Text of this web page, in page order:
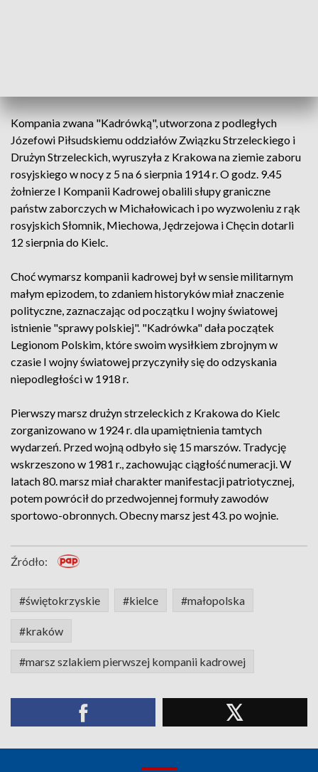
Kompania zwana "Kadrówką", utworzona z podległych
Józefowi Piłsudskiemu oddziałów Związku Strzeleckiego i
Drużyn Strzeleckich, wyruszyła z Krakowa na ziemie zaboru
rosyjskiego w nocy z 5 na 6 sierpnia 1914 r. O godz. 9.45
żołnierze I Kompanii Kadrowej obalili słupy graniczne
państw zaborczych w Michałowicach i po wyzwoleniu z rąk
rosyjskich Słomnik, Miechowa, Jędrzejowa i Chęcin dotarli
12 sierpnia do Kielc.
Choć wymarsz kompanii kadrowej był w sensie militarnym
małym epizodem, to zdaniem historyków miał znaczenie
polityczne, zaznaczając od początku I wojny światowej
istnienie "sprawy polskiej". "Kadrówka" dała początek
Legionom Polskim, które swoim wysiłkiem zbrojnym w
czasie I wojny światowej przyczyniły się do odzyskania
niepodległości w 1918 r.
Pierwszy marsz drużyn strzeleckich z Krakowa do Kielc
zorganizowano w 1924 r. dla upamiętnienia tamtych
wydarzeń. Przed wojną odbyło się 15 marszów. Tradycję
wskrzeszono w 1981 r., zachowując ciągłość numeracji. W
latach 80. marsz miał charakter manifestacji patriotycznej,
potem powrócił do przedwojennej formuły zawodów
sportowo-obronnych. Obecny marsz jest 43. po wojnie.
Źródło:
#świętokrzyskie #kielce #małopolska
#kraków
#marsz szlakiem pierwszej kompanii kadrowej